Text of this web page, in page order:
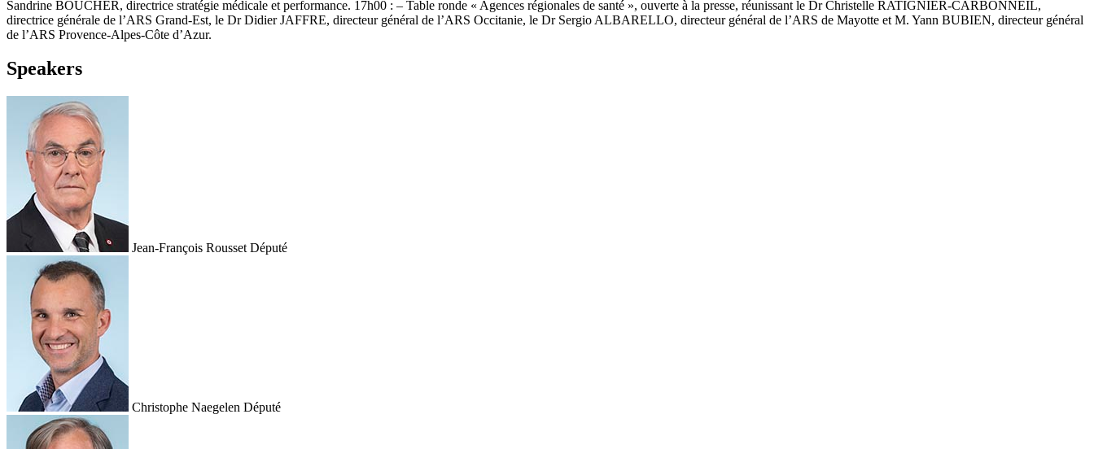
Sandrine BOUCHER, directrice stratégie médicale et performance. 17h00 : – Table ronde « Agences régionales de santé », ouverte à la presse, réunissant le Dr Christelle RATIGNIER-CARBONNEIL,
directrice générale de l’ARS Grand-Est, le Dr Didier JAFFRE, directeur général de l’ARS Occitanie, le Dr Sergio ALBARELLO, directeur général de l’ARS de Mayotte et M. Yann BUBIEN, directeur général
de l’ARS Provence-Alpes-Côte d’Azur.
Speakers
Jean-François Rousset Député
Christophe Naegelen Député